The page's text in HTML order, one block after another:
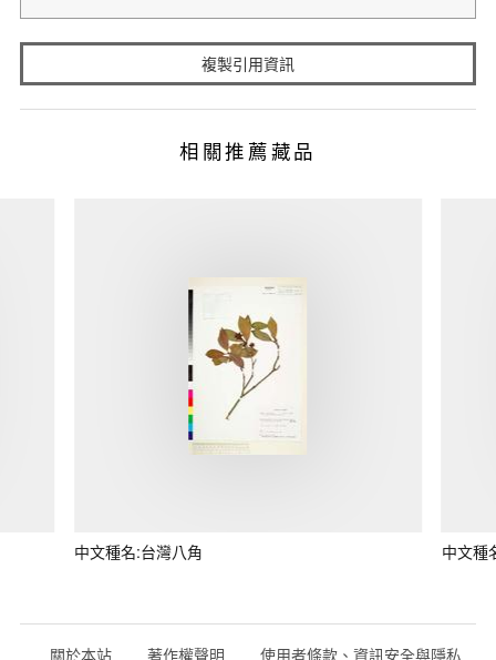
複製引用資訊
相關推薦藏品
中文種名:台灣八角 中文種
關於本站 著作權聲明 使用者條款、資訊安全與隱私